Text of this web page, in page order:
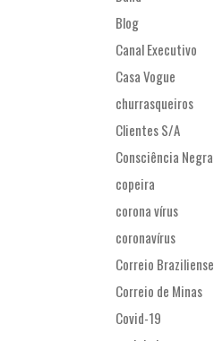
Blog
Canal Executivo
Casa Vogue
churrasqueiros
Clientes S/A
Consciência Negra
copeira
corona vírus
coronavírus
Correio Braziliense
Correio de Minas
Covid-19